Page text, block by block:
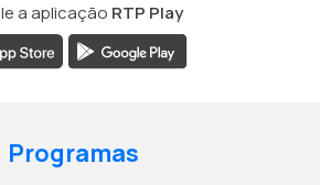
a aplicação RTP Play
Programas